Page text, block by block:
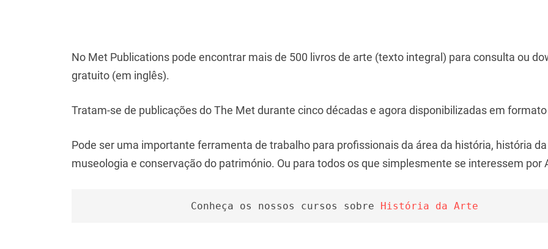
No Met Publications pode encontrar mais de 500 livros de arte (texto integral) para consulta ou
gratuito (em inglês).
Tratam-se de publicações do The Met durante cinco décadas e agora disponibilizadas em
Pode ser uma importante ferramenta de trabalho para profissionais da área da história, história
museologia e conservação do património. Ou para todos os que simplesmente se interessem por
Conheça os nossos cursos sobre História da Arte